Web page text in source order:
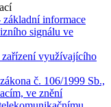
informace
signálu ve
zařízení využívajícího
č. 106/1999 Sb.,
ve znění